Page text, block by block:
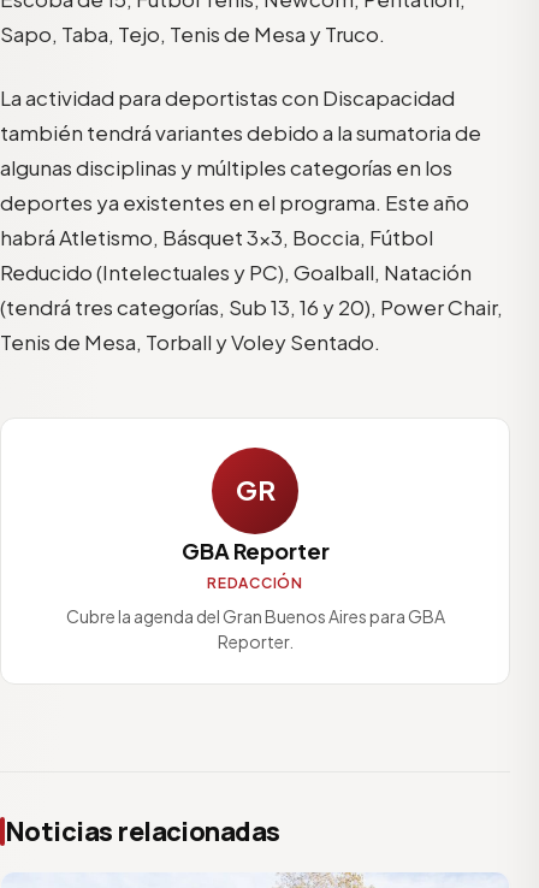
Sapo, Taba, Tejo, Tenis de Mesa y Truco.
La actividad para deportistas con Discapacidad
también tendrá variantes debido a la sumatoria de
algunas disciplinas y múltiples categorías en los
deportes ya existentes en el programa. Este año
habrá Atletismo, Básquet 3×3, Boccia, Fútbol
Reducido (Intelectuales y PC), Goalball, Natación
(tendrá tres categorías, Sub 13, 16 y 20), Power Chair,
Tenis de Mesa, Torball y Voley Sentado.
GR
GBA Reporter
REDACCIÓN
Cubre la agenda del Gran Buenos Aires para GBA
Reporter.
Noticias relacionadas